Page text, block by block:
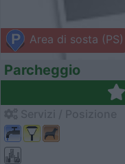
Area di sosta (PS)
Parcheggio